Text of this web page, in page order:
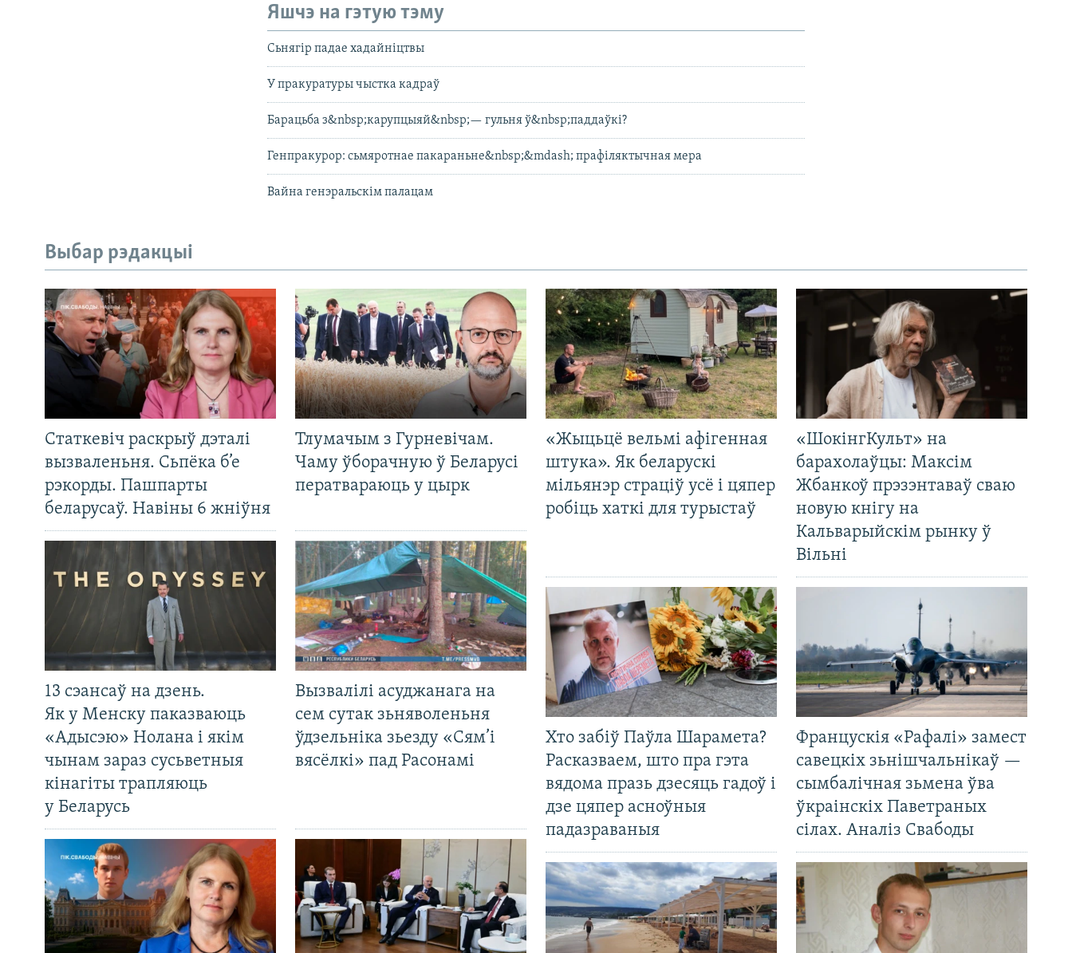
Яшчэ на гэтую тэму
Сьнягір падае хадайніцтвы
У пракуратуры чыстка кадраў
Барацьба з&nbsp;карупцыяй&nbsp;— гульня ў&nbsp;паддаўкі?
Генпракурор: сьмяротнае пакараньне&nbsp;&mdash; прафіляктычная мера
Вайна генэральскім палацам
Выбар рэдакцыі
Статкевіч раскрыў дэталі
вызваленьня. Сьпёка б’е
рэкорды. Пашпарты
беларусаў. Навіны 6 жніўня
Тлумачым з Гурневічам.
Чаму ўборачную ў Беларусі
ператвараюць у цырк
13 сэансаў на дзень.
Як у Менску паказваюць
«Адысэю» Нолана і якім
чынам зараз сусьветныя
кінагіты трапляюць
у Беларусь
Вызвалілі асуджанага на
сем сутак зьняволеньня
ўдзельніка зьезду «Сям’і
вясёлкі» пад Расонамі
«Жыцьцё вельмі афігенная
штука». Як беларускі
мільянэр страціў усё і цяпер
робіць хаткі для турыстаў
«ШокінгКульт» на
барахолаўцы: Максім
Жбанкоў прэзэнтаваў сваю
новую кнігу на
Кальварыйскім рынку ў
Вільні
Хто забіў Паўла Шарамета?
Расказваем, што пра гэта
вядома празь дзесяць гадоў і
дзе цяпер асноўныя
падазраваныя
Францускія «Рафалі» замест
савецкіх зьнішчальнікаў —
сымбалічная зьмена ўва
ўкраінскіх Паветраных
сілах. Аналіз Свабоды